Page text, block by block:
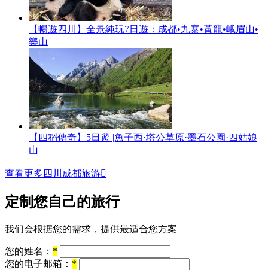
【暢遊四川】全景純玩7日遊：成都•九寨•黃龍•峨眉山•
樂山
【四稻傳奇】5日遊 |魚子西·塔公草原·墨石公園·四姑娘
山
查看更多四川成都旅游
定制您自己的旅行
我们会根据您的需求，提供最适合您方案
您的姓名： *
您的电子邮箱： *